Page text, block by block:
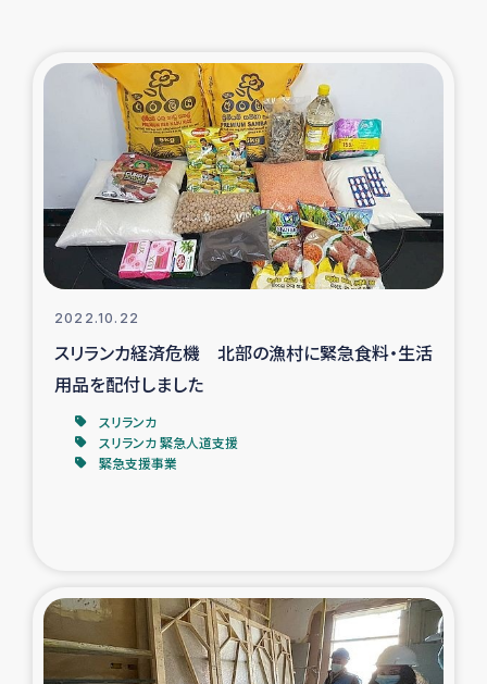
東ティモール豪雨緊急支援
大雨による洪水被災者支援
カカオ生産者支援事業
シリア国内避難民・帰還民の生活再建支援
トルコにおけるシリア難民支援事業
インドネシア中部 スラウェシの地震・津波被災者支援
スリランカ ジャフナ県干物事業
スリランカの南北女性をつなぐサリー・リサイクル・プロ
ジェクト
2022.10.22
スリランカ経済危機 北部の漁村に緊急食料・生活
用品を配付しました
スリランカ
スリランカ 緊急人道支援
緊急支援事業